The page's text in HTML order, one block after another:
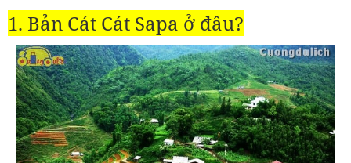
1. Bản Cát Cát Sapa ở đâu?